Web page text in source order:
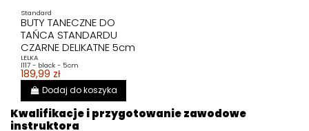
Standard
BUTY TANECZNE DO
TAŃCA STANDARDU
CZARNE DELIKATNE 5cm
LELKA
l117 - black - 5cm
189,99 zł
Dodaj do koszyka
Kwalifikacje i przygotowanie zawodowe
instruktora